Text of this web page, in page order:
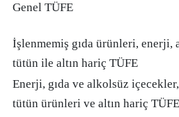
Genel TÜFE
İşlenmemiş gıda ürünleri,
tütün ile altın hariç TÜFE
Enerji, gıda ve alkolsüz
tütün ürünleri ve altın hariç TÜFE